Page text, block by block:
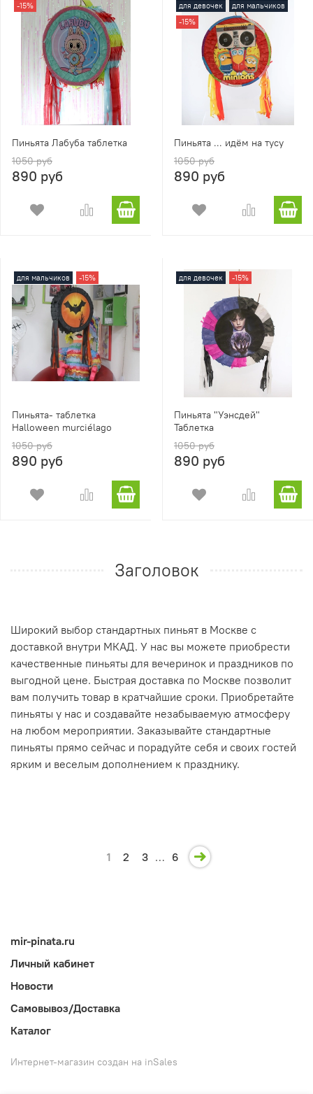
-15%
Пиньята Лабуба таблетка
1050 руб
890 руб
для девочек
для мальчиков
-15%
Пиньята ... идём на тусу
1050 руб
890 руб
для мальчиков -15%
Пиньята- таблетка
Halloween murciélago
1050 руб
890 руб
для девочек -15%
Пиньята "Уэнсдей"
Таблетка
1050 руб
890 руб
Заголовок
Широкий выбор стандартных пиньят в Москве с
доставкой внутри МКАД. У нас вы можете приобрести
качественные пиньяты для вечеринок и праздников по
выгодной цене. Быстрая доставка по Москве позволит
вам получить товар в кратчайшие сроки. Приобретайте
пиньяты у нас и создавайте незабываемую атмосферу
на любом мероприятии. Заказывайте стандартные
пиньяты прямо сейчас и порадуйте себя и своих гостей
ярким и веселым дополнением к празднику.
1 2 3 … 6
mir-pinata.ru
Личный кабинет
Новости
Самовывоз/Доставка
Каталог
Интернет-магазин создан на inSales